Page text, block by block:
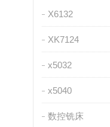
X6132
XK7124
x5032
x5040
数控铣床